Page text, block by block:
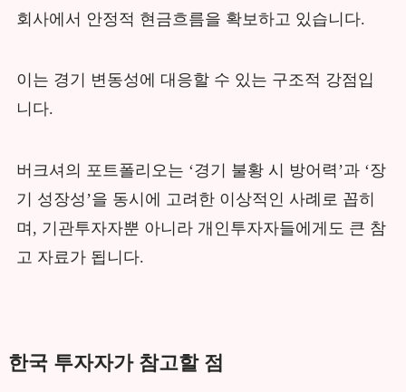
회사에서 안정적 현금흐름을 확보하고 있습니다.
이는 경기 변동성에 대응할 수 있는 구조적 강점입
니다.
버크셔의 포트폴리오는 ‘경기 불황 시 방어력’과 ‘장
기 성장성’을 동시에 고려한 이상적인 사례로 꼽히
며, 기관투자자뿐 아니라 개인투자자들에게도 큰 참
고 자료가 됩니다.
한국 투자자가 참고할 점